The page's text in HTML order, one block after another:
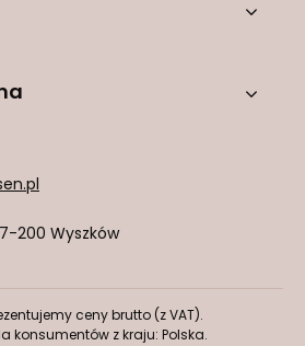
200 Wyszków
ceny brutto (z VAT).
konsumentów z kraju: Polska.